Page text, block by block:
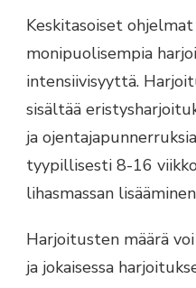
Keskitasoiset
monipuolisempia
intensiivisyyttä.
sisältää
ja
tyypillisesti 8-16
lihasmassan
Harjoitusten määrä
ja jokaisessa